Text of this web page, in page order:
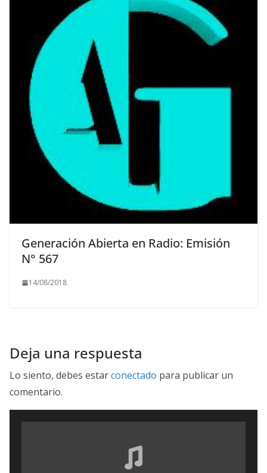
Generación Abierta en Radio: Emisión
N° 567
14/08/2018
Deja una respuesta
Lo siento, debes estarconectado para publicar un
comentario.